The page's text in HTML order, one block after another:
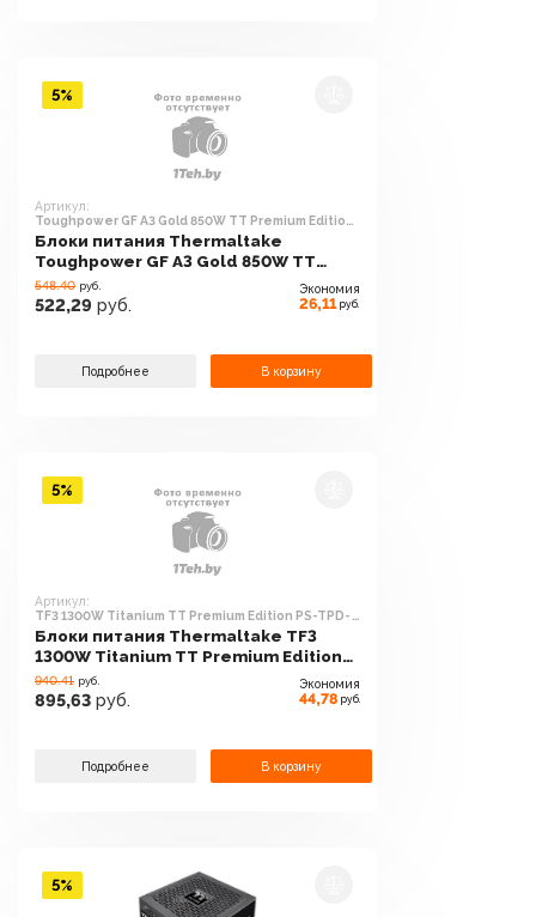
Артикул:
Toughpower GF A3 Gold 850W TT Premium Edition
PS-TPD-0850FNFAGE-H
Блоки питания Thermaltake
Toughpower GF A3 Gold 850W TT
Premium Edition PS-TPD-0850FNFAGE-
H
548.40 руб.
522,29 руб.
Экономия
26,11 руб.
Подробнее В корзину
5%
Артикул:
TF3 1300W Titanium TT Premium Edition PS-TPD-
1300FNFATE-1
Блоки питания Thermaltake TF3
1300W Titanium TT Premium Edition
PS-TPD-1300FNFATE-1
940.41 руб.
895,63 руб.
Экономия
44,78 руб.
Подробнее В корзину
5%
5%